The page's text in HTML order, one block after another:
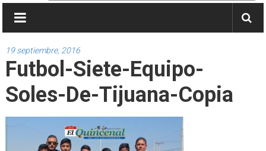
Californias
Primero
Dios
y
después
las
19 septiembre, 2016
Futbol-Siete-Equipo-
Soles-De-Tijuana-Copia